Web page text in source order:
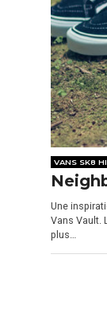
VANS SK8 HI
Une
Vans Vault.
plus…